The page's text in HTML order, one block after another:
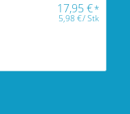
17,95€*
5,98€/Stk